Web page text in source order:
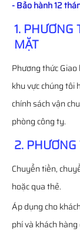
- Bảo hành 12
1.
MẶT
Phương thức
khu vực chúng tôi
chính sách vận
phòng công ty.
2.
Chuyển tiền,
hoặc qua thẻ.
Áp dụng cho
phí và khách